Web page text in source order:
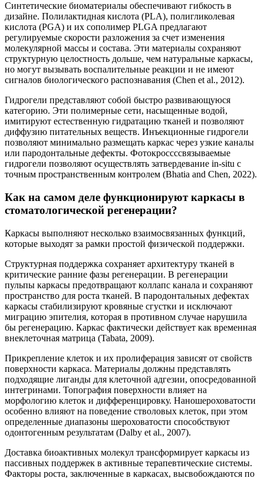
Синтетические биоматериалы обеспечивают гибкость в
дизайне. Полилактидная кислота (PLA), полигликолевая
кислота (PGA) и их сополимер PLGA предлагают
регулируемые скорости разложения за счет изменения
молекулярной массы и состава. Эти материалы сохраняют
структурную целостность дольше, чем натуральные каркасы,
но могут вызывать воспалительные реакции и не имеют
сигналов биологического распознавания (Chen et al., 2012).
Гидрогели представляют собой быстро развивающуюся
категорию. Эти полимерные сети, насыщенные водой,
имитируют естественную гидратацию тканей и позволяют
диффузию питательных веществ. Инъекционные гидрогели
позволяют минимально размещать каркас через узкие каналы
или пародонтальные дефекты. Фотокроссссвязываемые
гидрогели позволяют осуществлять затвердевание in-situ с
точным пространственным контролем (Bhatia and Chen, 2022).
Как на самом деле функционируют каркасы в
стоматологической регенерации?
Каркасы выполняют несколько взаимосвязанных функций,
которые выходят за рамки простой физической поддержки.
Структурная поддержка сохраняет архитектуру тканей в
критические ранние фазы регенерации. В регенерации
пульпы каркасы предотвращают коллапс канала и сохраняют
пространство для роста тканей. В пародонтальных дефектах
каркасы стабилизируют кровяные сгустки и исключают
миграцию эпителия, которая в противном случае нарушила
бы регенерацию. Каркас фактически действует как временная
внеклеточная матрица (Tabata, 2009).
Прикрепление клеток и их пролиферация зависят от свойств
поверхности каркаса. Материалы должны представлять
подходящие лиганды для клеточной адгезии, опосредованной
интегринами. Топография поверхности влияет на
морфологию клеток и дифференцировку. Наношероховатости
особенно влияют на поведение стволовых клеток, при этом
определенные диапазоны шероховатости способствуют
одонтогенным результатам (Dalby et al., 2007).
Доставка биоактивных молекул трансформирует каркасы из
пассивных поддержек в активные терапевтические системы.
Факторы роста, заключенные в каркасах, высвобождаются по